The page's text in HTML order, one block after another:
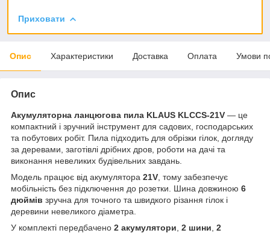
Приховати
Опис Характеристики Доставка Оплата Умови
Опис
Акумуляторна ланцюгова пила KLAUS KLCCS-21V — це
компактний і зручний інструмент для садових, господарських
та побутових робіт. Пила підходить для обрізки гілок, догляду
за деревами, заготівлі дрібних дров, роботи на дачі та
виконання невеликих будівельних завдань.
Модель працює від акумулятора 21V , тому забезпечує
мобільність без підключення до розетки. Шина довжиною 6
дюймів зручна для точного та швидкого різання гілок і
деревини невеликого діаметра.
У комплекті передбачено 2 акумулятори 2 шини 2